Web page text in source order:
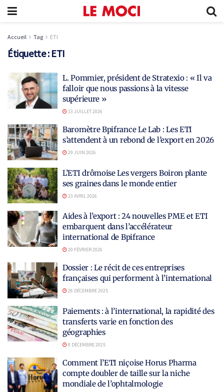
Accueil Tag ETI
Étiquette : ETI
L. Pommier, président de Stratexio : « Il va
falloir que nous passions à la vitesse
supérieure »
13 JUILLET 2026
Baromètre Bpifrance Le Lab : Les ETI
s’attendent à un rebond de l’export en 2026
29 JUIN 2026
L’ETI drômoise Les vergers Boiron plante
ses graines dans le monde entier
23 AVRIL 2026
Aides à l’export : 24 nouvelles PME et ETI
embarquent dans l’accélérateur
international de Bpifrance
20 FÉVRIER 2026
Dossier : Le récit de ces entreprises
françaises qui performent à l’international
26 DÉCEMBRE 2025
Paiements : à l’international, la rapidité des
transferts varie en fonction des
géographies
8 DÉCEMBRE 2025
Comment l’ETI niçoise Horus Pharma
compte doubler de taille sur la niche
mondiale de l’ophtalmologie